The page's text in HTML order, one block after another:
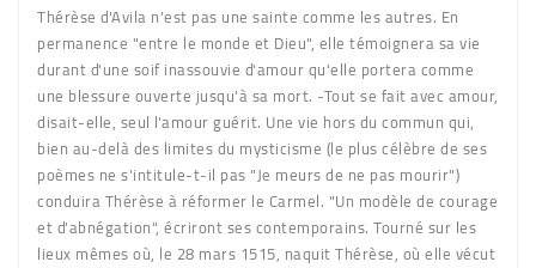
Thérèse d'Avila n'est pas une sainte comme les autres. En
permanence "entre le monde et Dieu", elle témoignera sa vie
durant d'une soif inassouvie d'amour qu'elle portera comme
une blessure ouverte jusqu'à sa mort. -Tout se fait avec amour,
disait-elle, seul l'amour guérit. Une vie hors du commun qui,
bien au-delà des limites du mysticisme (le plus célèbre de ses
poèmes ne s'intitule-t-il pas "Je meurs de ne pas mourir")
conduira Thérèse à réformer le Carmel. "Un modèle de courage
et d'abnégation", écriront ses contemporains. Tourné sur les
lieux mêmes où, le 28 mars 1515, naquit Thérèse, où elle vécut